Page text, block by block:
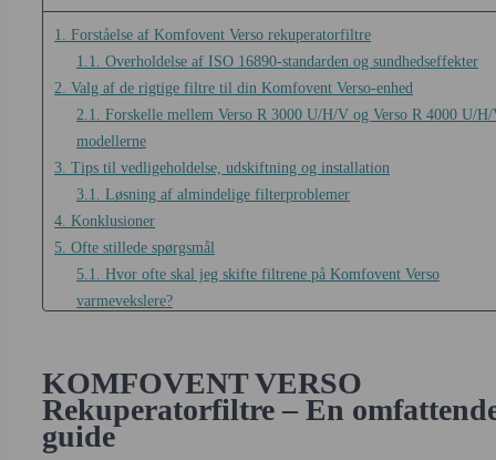
1. Forståelse af Komfovent Verso rekuperatorfiltre
1.1. Overholdelse af ISO 16890-standarden og sundhedseffekter
2. Valg af de rigtige filtre til din Komfovent Verso-enhed
2.1. Forskelle mellem Verso R 3000 U/H/V og Verso R 4000 U/
modellerne
3. Tips til vedligeholdelse, udskiftning og installation
3.1. Løsning af almindelige filterproblemer
4. Konklusioner
5. Ofte stillede spørgsmål
5.1. Hvor ofte skal jeg skifte filtrene på Komfovent Verso
varmevekslere?
5.3. Er Verso R 3000 og 4000 filtersættene udskiftelige?
5.4. Hvordan ved jeg, om filteret skal skiftes før?
5.5. Hvor kan jeg købe originale Komfovent Verso-filtre online?
KOMFOVENT VERSO
Rekuperatorfiltre – En
guide